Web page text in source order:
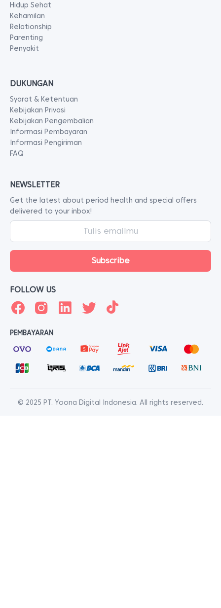
Hidup Sehat
Kehamilan
Relationship
Parenting
Penyakit
DUKUNGAN
Syarat & Ketentuan
Kebijakan Privasi
Kebijakan Pengembalian
Informasi Pembayaran
Informasi Pengiriman
FAQ
NEWSLETTER
Get the latest about period health and special offers
delivered to your inbox!
FOLLOW US
PEMBAYARAN
© 2025 PT. Yoona Digital Indonesia. All rights reserved.